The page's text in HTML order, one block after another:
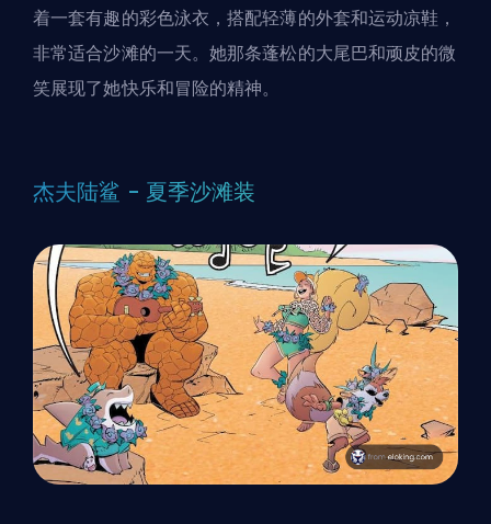
着一套有趣的彩色泳衣，搭配轻薄的外套和运动凉鞋，
非常适合沙滩的一天。她那条蓬松的大尾巴和顽皮的微
笑展现了她快乐和冒险的精神。
杰夫陆鲨 - 夏季沙滩装